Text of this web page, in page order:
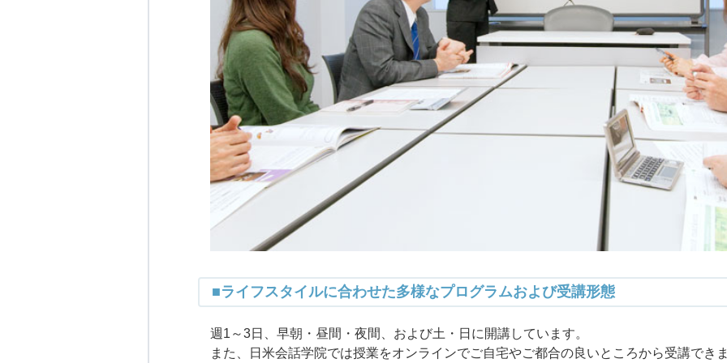
■ライフスタイルに合わせた多様なプログラムおよび受講形態
週1～3日、早朝・昼間・夜間、および土・日に開講しています。
また、日米会話学院では授業をオンラインでご自宅やご都合の良いところから受講でき